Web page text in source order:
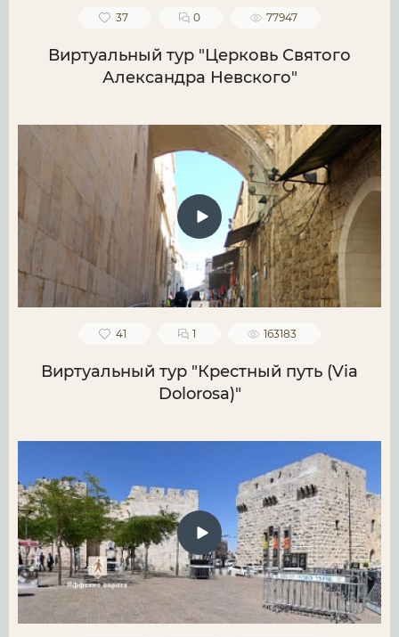
37 0 77947
Виртуальный тур "Церковь Святого
Александра Невского"
41 1 163183
Виртуальный тур "Крестный путь (Via
Dolorosa)"